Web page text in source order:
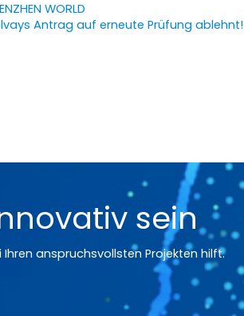
WORLD
Antrag auf erneute Prüfung ablehnt!
sein
anspruchsvollsten Projekten hilft.